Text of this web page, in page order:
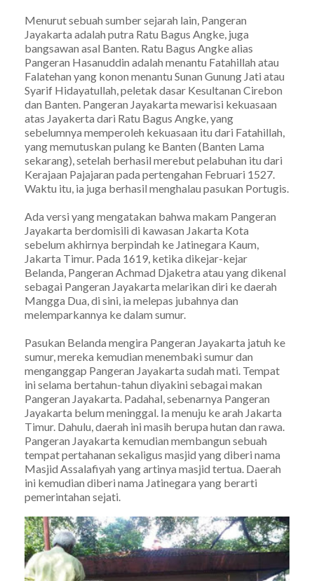
Menurut sebuah sumber sejarah lain, Pangeran
Jayakarta adalah putra Ratu Bagus Angke, juga
bangsawan asal Banten. Ratu Bagus Angke alias
Pangeran Hasanuddin adalah menantu Fatahillah atau
Falatehan yang konon menantu Sunan Gunung Jati atau
Syarif Hidayatullah, peletak dasar Kesultanan Cirebon
dan Banten. Pangeran Jayakarta mewarisi kekuasaan
atas Jayakerta dari Ratu Bagus Angke, yang
sebelumnya memperoleh kekuasaan itu dari Fatahillah,
yang memutuskan pulang ke Banten (Banten Lama
sekarang), setelah berhasil merebut pelabuhan itu dari
Kerajaan Pajajaran pada pertengahan Februari 1527.
Waktu itu, ia juga berhasil menghalau pasukan Portugis.
Ada versi yang mengatakan bahwa makam Pangeran
Jayakarta berdomisili di kawasan Jakarta Kota
sebelum akhirnya berpindah ke Jatinegara Kaum,
Jakarta Timur. Pada 1619, ketika dikejar-kejar
Belanda, Pangeran Achmad Djaketra atau yang dikenal
sebagai Pangeran Jayakarta melarikan diri ke daerah
Mangga Dua, di sini, ia melepas jubahnya dan
melemparkannya ke dalam sumur.
Pasukan Belanda mengira Pangeran Jayakarta jatuh ke
sumur, mereka kemudian menembaki sumur dan
menganggap Pangeran Jayakarta sudah mati. Tempat
ini selama bertahun-tahun diyakini sebagai makan
Pangeran Jayakarta. Padahal, sebenarnya Pangeran
Jayakarta belum meninggal. Ia menuju ke arah Jakarta
Timur. Dahulu, daerah ini masih berupa hutan dan rawa.
Pangeran Jayakarta kemudian membangun sebuah
tempat pertahanan sekaligus masjid yang diberi nama
Masjid Assalafiyah yang artinya masjid tertua. Daerah
ini kemudian diberi nama Jatinegara yang berarti
pemerintahan sejati.